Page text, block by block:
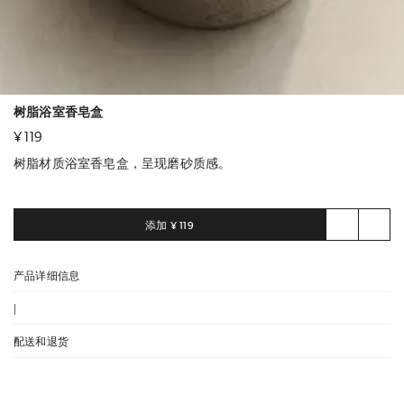
树脂浴室香皂盒
¥ 119
树脂材质浴室香皂盒，呈现磨砂质感。
添加 ¥ 119
产品详细信息
配送和退货